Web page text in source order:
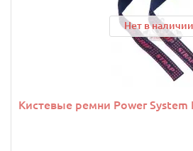
Нет в наличии
Кистевые ремни Power System